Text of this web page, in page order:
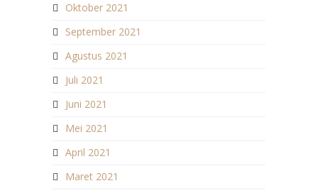
Oktober 2021
September 2021
Agustus 2021
Juli 2021
Juni 2021
Mei 2021
April 2021
Maret 2021